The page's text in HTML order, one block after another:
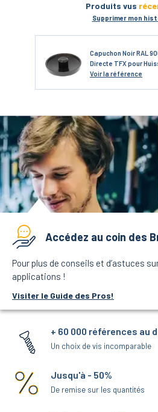
Produits vus
Supprimer mon
Capuchon Noir RAL
Directe TFX pour
Voirla référence
Accédez au coin des
Pour plus de conseils et d’astuces
applications !
Visiter le Guide des Pros!
+ 60 000 références au
Un choix de vis incomparable
Jusqu'à - 50%
De remise sur les quantités